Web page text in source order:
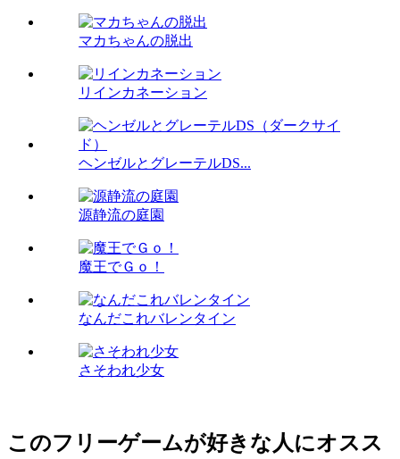
マカちゃんの脱出
リインカネーション
ヘンゼルとグレーテルDS...
源静流の庭園
魔王でＧｏ！
なんだこれバレンタイン
さそわれ少女
このフリーゲームが好きな人にオスス